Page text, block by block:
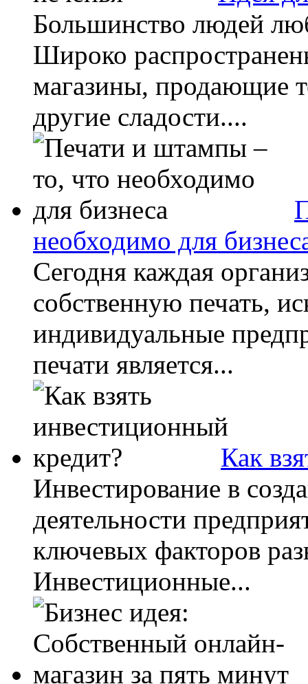
Большинство людей
Широко
магазины, продающие
другие сладости....
необходимо для
Сегодня каждая
собственную печать,
индивидуальные
печати является...
Как
Инвестирование в
деятельности
ключевых факторов
Инвестиционные...